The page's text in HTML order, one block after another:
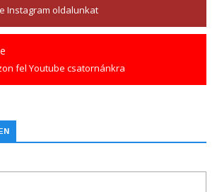
Instagram oldalunkat
fel Youtube csatornánkra